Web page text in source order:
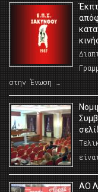
στην Ένωση …
ΑΟ